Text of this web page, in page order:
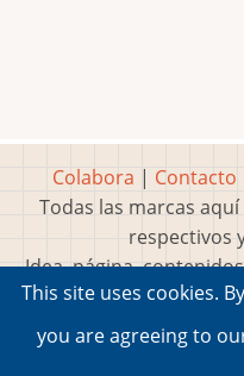
Colabora | Contacto
Todas las marcas
respectivos
Idea, página,
2001-2026
This site uses cookies.
you are agreeing to